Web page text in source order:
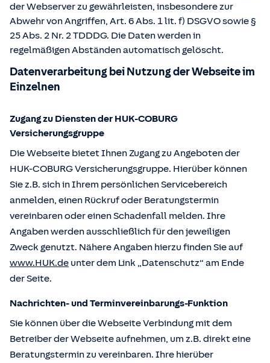
der Webserver zu gewährleisten, insbesondere zur
Abwehr von Angriffen, Art. 6 Abs. 1 lit. f) DSGVO sowie §
25 Abs. 2 Nr. 2 TDDDG. Die Daten werden in
regelmäßigen Abständen automatisch gelöscht.
Datenverarbeitung bei Nutzung der Webseite im
Einzelnen
Zugang zu Diensten der HUK-COBURG
Versicherungsgruppe
Die Webseite bietet Ihnen Zugang zu Angeboten der
HUK-COBURG Versicherungsgruppe. Hierüber können
Sie z.B. sich in Ihrem persönlichen Servicebereich
anmelden, einen Rückruf oder Beratungstermin
vereinbaren oder einen Schadenfall melden. Ihre
Angaben werden ausschließlich für den jeweiligen
Zweck genutzt. Nähere Angaben hierzu finden Sie auf
www.HUK.de unter dem Link „Datenschutz“ am Ende
der Seite.
Nachrichten- und Terminvereinbarungs-Funktion
Sie können über die Webseite Verbindung mit dem
Betreiber der Webseite aufnehmen, um z.B. direkt eine
Beratungstermin zu vereinbaren. Ihre hierüber